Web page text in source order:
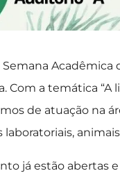
Semana
Com a temática
de atuação na
já estão abertas